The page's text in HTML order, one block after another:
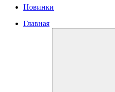
Новинки
Главная